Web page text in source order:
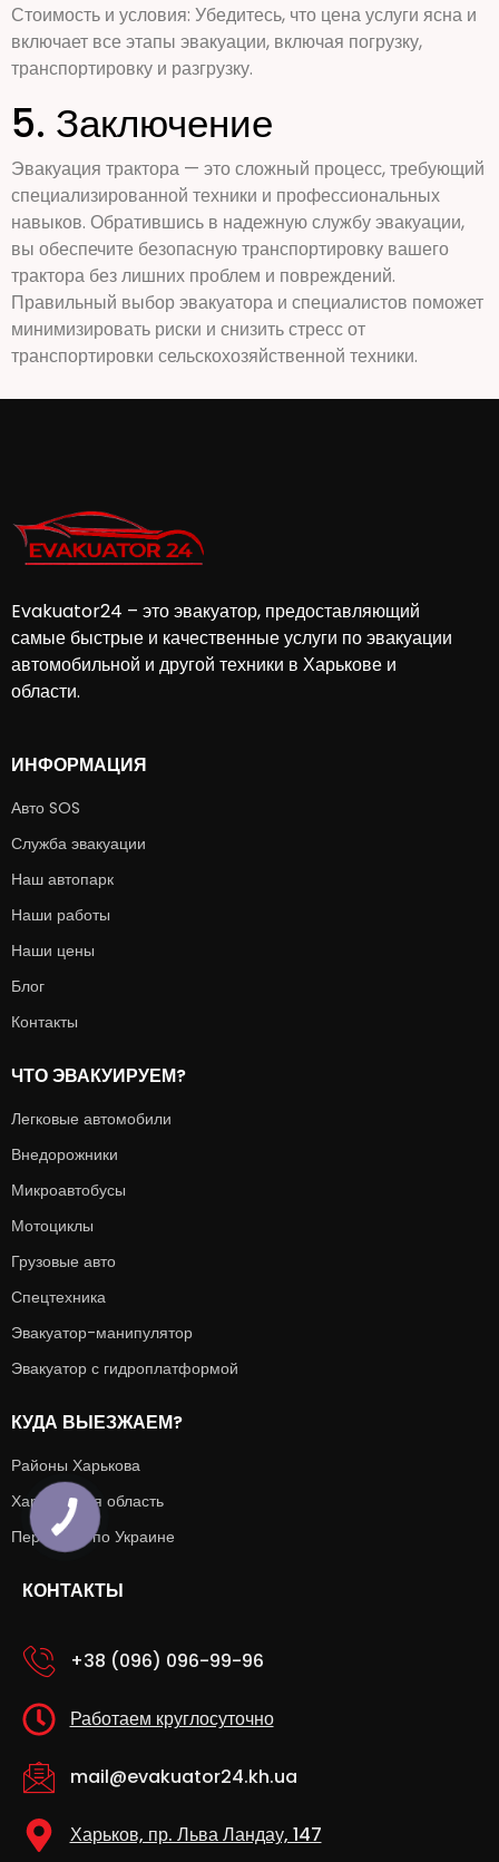
Стоимость и условия: Убедитесь, что цена услуги ясна и
включает все этапы эвакуации, включая погрузку,
транспортировку и разгрузку.
5. Заключение
Эвакуация трактора — это сложный процесс, требующий
специализированной техники и профессиональных
навыков. Обратившись в надежную службу эвакуации,
вы обеспечите безопасную транспортировку вашего
трактора без лишних проблем и повреждений.
Правильный выбор эвакуатора и специалистов поможет
минимизировать риски и снизить стресс от
транспортировки сельскохозяйственной техники.
Evakuator24 – это эвакуатор, предоставляющий
самые быстрые и качественные услуги по эвакуации
автомобильной и другой техники в Харькове и
области.
ИНФОРМАЦИЯ
Авто SOS
Служба эвакуации
Наш автопарк
Наши работы
Наши цены
Блог
Контакты
ЧТО ЭВАКУИРУЕМ?
Легковые автомобили
Внедорожники
Микроавтобусы
Мотоциклы
Грузовые авто
Спецтехника
Эвакуатор-манипулятор
Эвакуатор с гидроплатформой
КУДА ВЫЕЗЖАЕМ?
Районы Харькова
Харьковская область
Перевозка по Украине
КОНТАКТЫ
+38 (096) 096-99-96
Работаем круглосуточно
mail@evakuator24.kh.ua
Харьков, пр. Льва Ландау, 147